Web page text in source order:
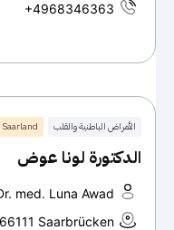
+4968346363
الأمراض الباطنية والقلب Saarland
الدكتورة لونا عوض
med. Luna Awad
Saarbrücken